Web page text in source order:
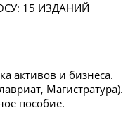
15 ИЗДАНИЙ
активов и бизнеса.
Магистратура).
пособие.